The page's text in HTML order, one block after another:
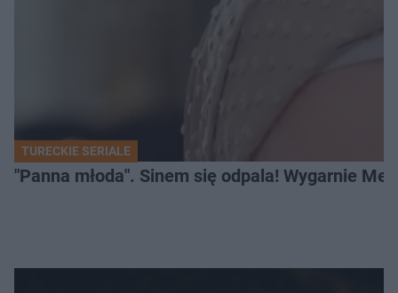
TURECKIE SERIALE
"Panna młoda". Sinem się odpala! Wygarnie